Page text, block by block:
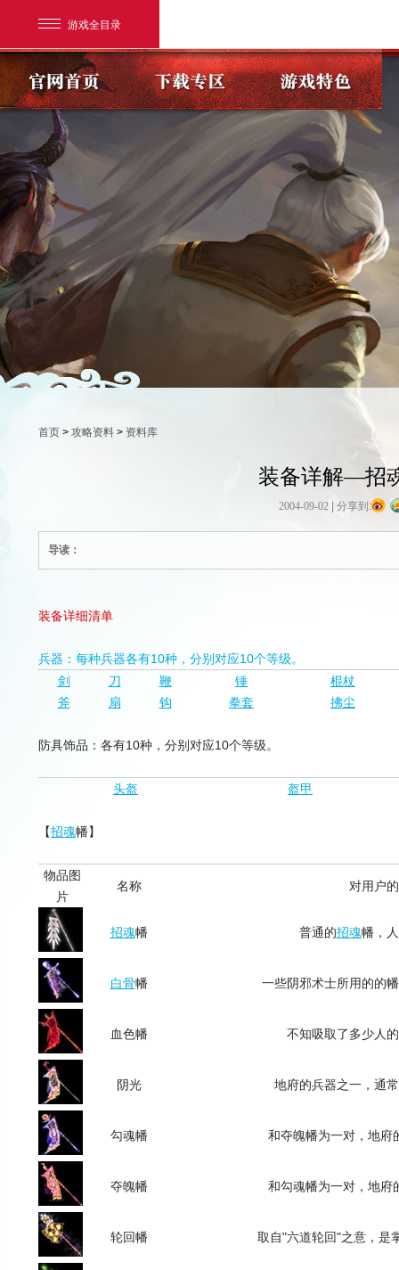
游戏全目录
网易游戏
游戏爱好者
我的足迹：
首页 > 攻略资料 > 资料库
装备详解—招
2004-09-02 分享到:
导读：
装备详细清单
兵器：每种兵器各有10种，分别对应10个等级。
剑
刀 鞭 锤
棍杖
斧
扇 钩 拳套 拂尘
防具饰品：各有10种，分别对应10个等级。
头盔 盔甲
【招魂幡】
物品图
片
名称 对用户
招魂幡 普通的招魂幡，
白骨幡 一些阴邪术士所用的的
血色幡 不知吸取了多少人
阴光 地府的兵器之一，通
勾魂幡 和夺魄幡为一对，地府
夺魄幡 和勾魂幡为一对，地府
轮回幡 取自"六道轮回"之意，是